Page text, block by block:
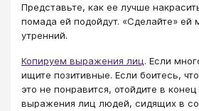
Представьте, как ее лучше
помада ей подойдут. «Сделайте» ей
утренний.
Копируем выражения лиц. Если
ищите позитивные. Если боитесь,
это не понравится, отойдите в
выражения лиц людей, сидящих в